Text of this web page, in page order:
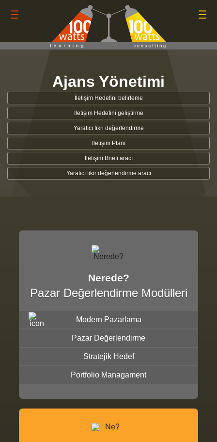
Ajans Yönetimi
İletişim Hedefini belirleme
İletişim Hedefini geliştirme
Yaratıcı fikri değerlendirme
İletişim Planı
İletişim Briefi aracı
Yaratıcı fikir değerlendirme aracı
Nerede?
Pazar Değerlendirme Modülleri
Modern Pazarlama
Pazar Değerlendirme
Stratejik Hedef
Portfolio Managament